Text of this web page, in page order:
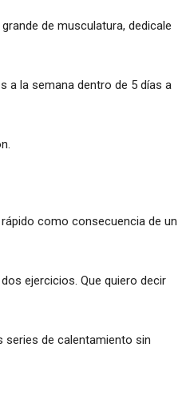
de musculatura, dedicale
a la semana dentro de 5 días a
como consecuencia de un
ejercicios. Que quiero decir
series de calentamiento sin